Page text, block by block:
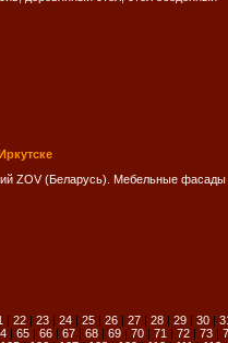
ZOV (Беларусь). Мебельные фасады
| 22| 23| 24| 25| 26| 27| 28| 29| 30|
| 65 | 66 | 67 | 68 | 69 | 70 | 71 | 72 | 73 |